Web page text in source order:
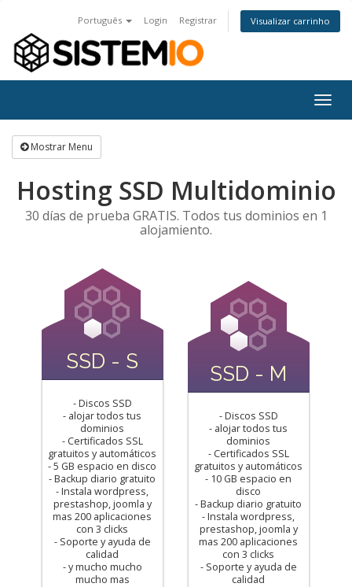
Português Login Registrar Visualizar carrinho
Mostrar Menu
Hosting SSD Multidominio
30 días de prueba GRATIS. Todos tus dominios en 1
alojamiento.
SSD - S
- Discos SSD
- alojar todos tus
dominios
- Certificados SSL
gratuitos y automáticos
- 5 GB espacio en disco
- Backup diario gratuito
- Instala wordpress,
prestashop, joomla y
mas 200 aplicaciones
con 3 clicks
- Soporte y ayuda de
calidad
- y mucho mucho
mucho mas
SSD - M
- Discos SSD
- alojar todos tus
dominios
- Certificados SSL
gratuitos y automáticos
- 10 GB espacio en
disco
- Backup diario gratuito
- Instala wordpress,
prestashop, joomla y
mas 200 aplicaciones
con 3 clicks
- Soporte y ayuda de
calidad